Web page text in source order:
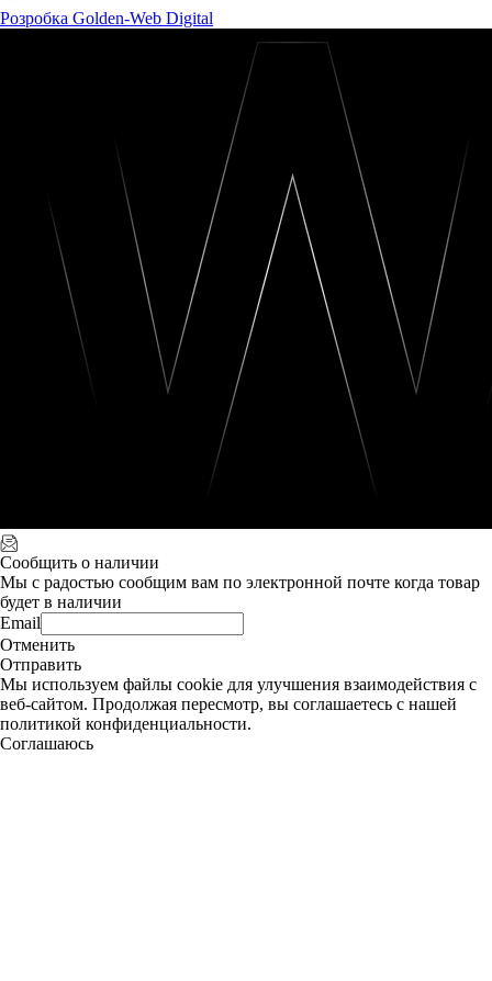
Розробка Golden-Web Digital
Сообщить о наличии
Мы с радостью сообщим вам по электронной почте когда товар
будет в наличии
Email
Отменить
Отправить
Мы используем файлы cookie для улучшения взаимодействия с
веб-сайтом. Продолжая пересмотр, вы соглашаетесь с нашей
политикой конфиденциальности.
Соглашаюсь